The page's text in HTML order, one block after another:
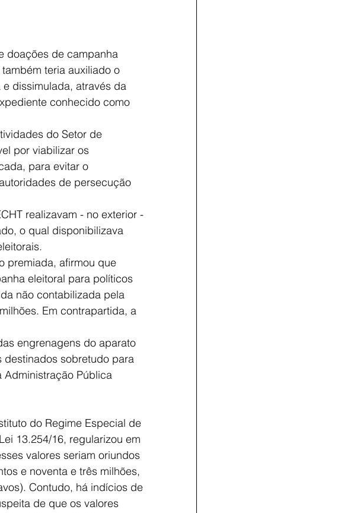
doações de campanha
teria auxiliado o
dissimulada, através da
conhecido como
do Setor de
por viabilizar os
para evitar o
de persecução
realizavam - no exterior -
o qual disponibilizava
premiada, afirmou que
eleitoral para políticos
não contabilizada pela
Em contrapartida, a
engrenagens do aparato
destinados sobretudo para
Administração Pública
do Regime Especial de
13.254/16, regularizou em
valores seriam oriundos
e noventa e três milhões,
Contudo, há indícios de
de que os valores